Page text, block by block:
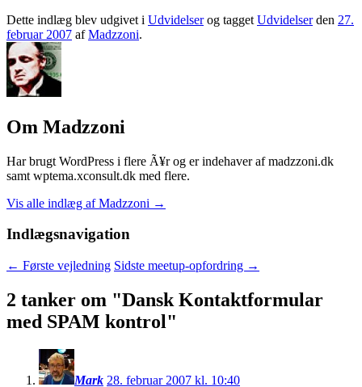
Dette indlæg blev udgivet i Udvidelserog tagget Udvidelserden 27.
februar 2007 afMadzzoni.
Om Madzzoni
Har brugt WordPress i flere Ã¥r og er indehaver af madzzoni.dk
samt wptema.xconsult.dk med flere.
Vis alle indlæg af Madzzoni →
Indlægsnavigation
← Første vejledning Sidste meetup-opfordring →
2 tanker om "Dansk Kontaktformular
med SPAM kontrol"
Mark 28. februar 2007 kl. 10:40